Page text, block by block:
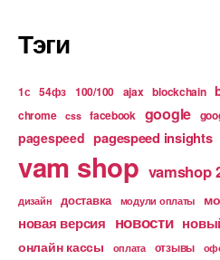
Тэги
1с 54фз 100/100 ajax blockchain
chrome css facebook google
pagespeed pagespeed insights
vam shop vamshop
дизайн доставка модули оплаты
новая версия новости
онлайн кассы оплата отзывы